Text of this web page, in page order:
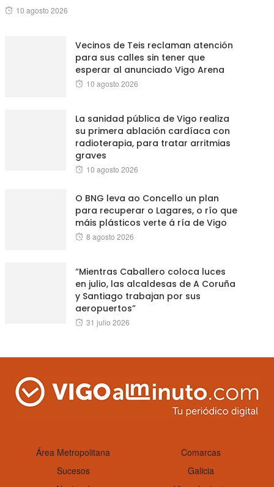
Posted
10 agosto 2026
Vecinos de Teis reclaman atención
para sus calles sin tener que
esperar al anunciado Vigo Arena
Posted
10 agosto 2026
La sanidad pública de Vigo realiza
su primera ablación cardíaca con
radioterapia, para tratar arritmias
graves
Posted
10 agosto 2026
O BNG leva ao Concello un plan
para recuperar o Lagares, o río que
máis plásticos verte á ría de Vigo
Posted
8 agosto 2026
“Mientras Caballero coloca luces
en julio, las alcaldesas de A Coruña
y Santiago trabajan por sus
aeropuertos”
Posted
31 julio 2026
Área Metropolitana
Comarcas
Sucesos
Galicia